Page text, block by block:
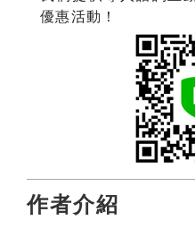
優惠活動！
作者介紹